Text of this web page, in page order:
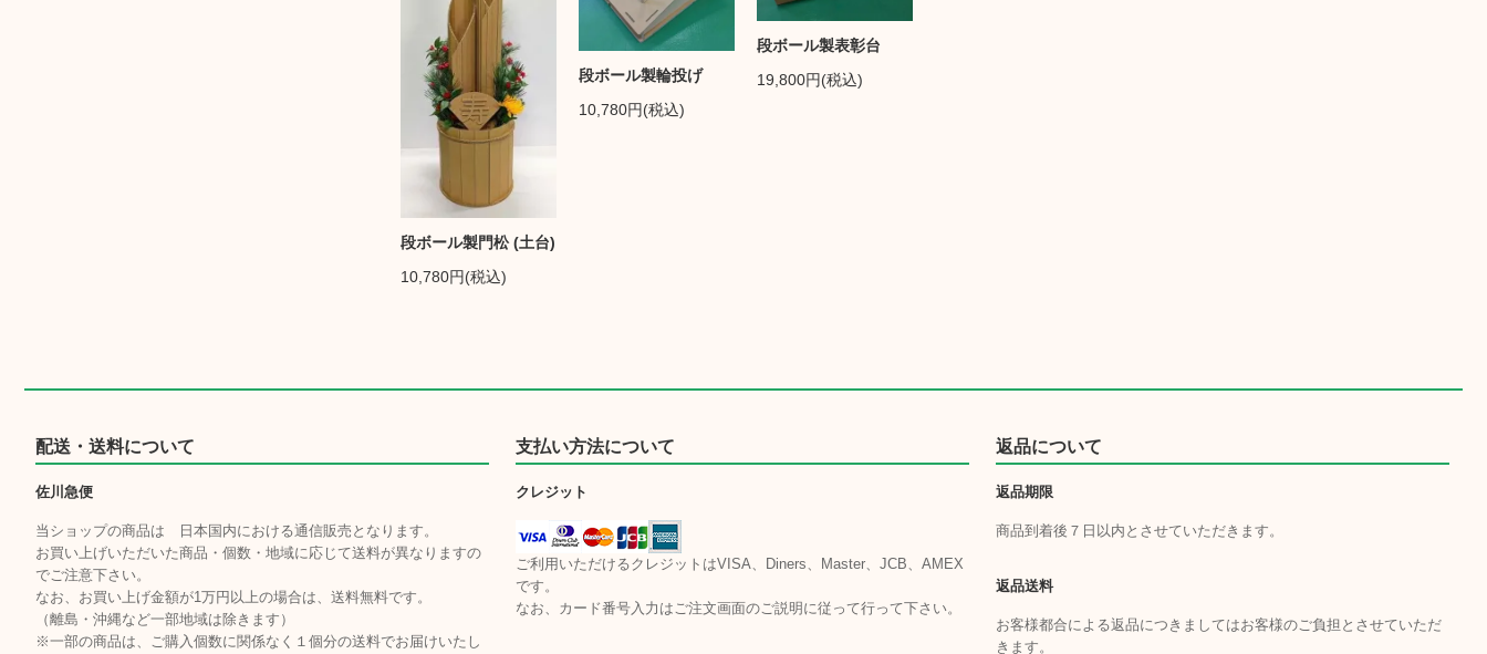
段ボール製門松 (土台)
10,780円(税込)
段ボール製輪投げ
10,780円(税込)
段ボール製表彰台
19,800円(税込)
配送・送料について
佐川急便
当ショップの商品は 日本国内における通信販売となります。
お買い上げいただいた商品・個数・地域に応じて送料が異なりますの
でご注意下さい。
なお、お買い上げ金額が1万円以上の場合は、送料無料です。
（離島・沖縄など一部地域は除きます）
※一部の商品は、ご購入個数に関係なく１個分の送料でお届けいたし
支払い方法について
クレジット
ご利用いただけるクレジットはVISA、Diners、Master、JCB、AMEX
です。
なお、カード番号入力はご注文画面のご説明に従って行って下さい。
返品について
返品期限
商品到着後７日以内とさせていただきます。
返品送料
お客様都合による返品につきましてはお客様のご負担とさせていただ
きます。